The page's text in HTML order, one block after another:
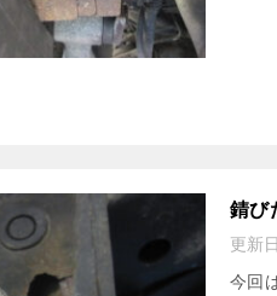
錆び
更新
今回